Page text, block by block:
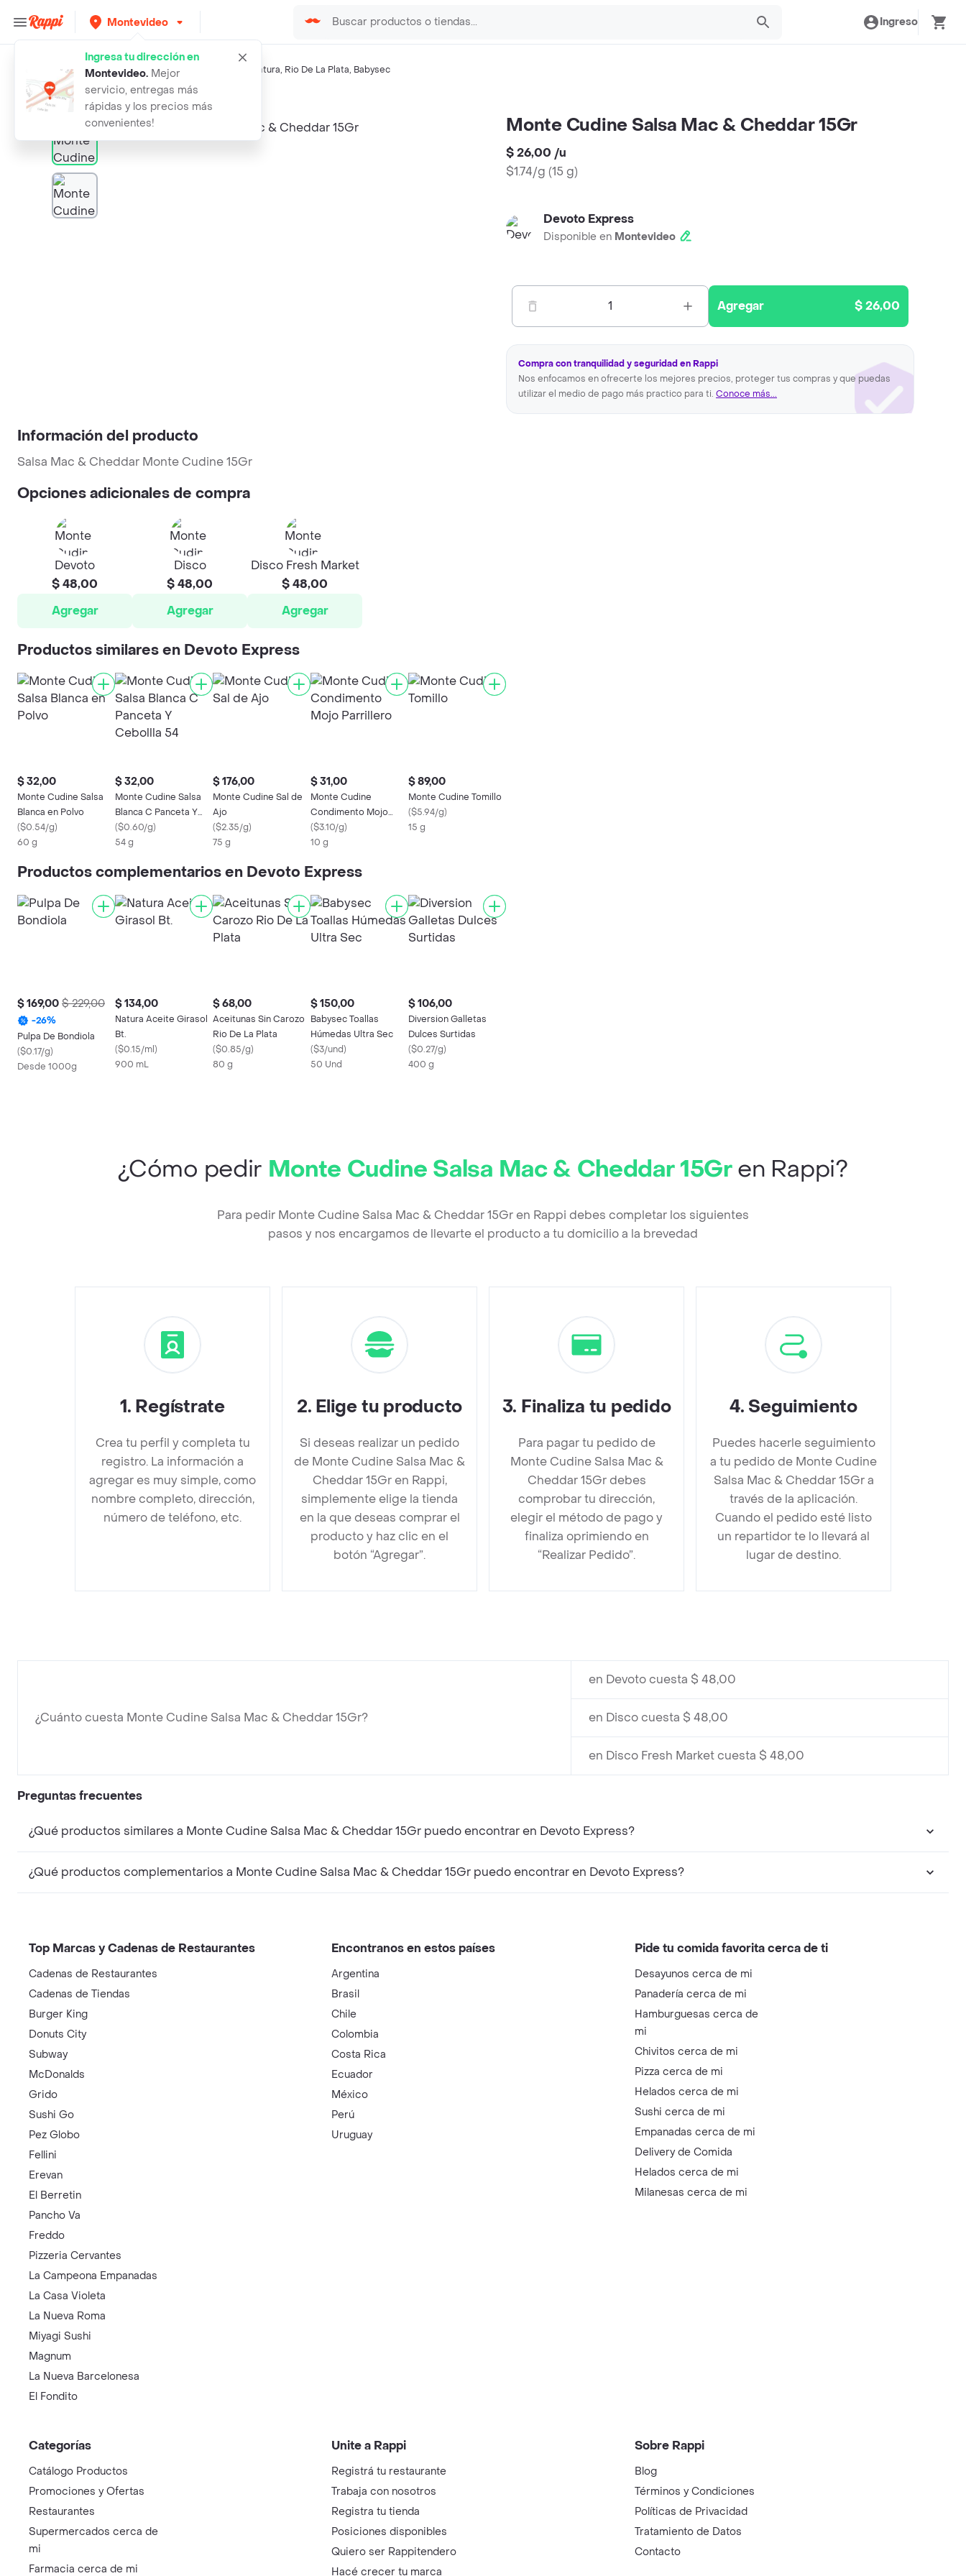
Montevideo
Ingresa tu dirección en
Montevideo. Mejor
servicio, entregas más
rápidas y los precios más
convenientes!
Ingreso
Búsquedas relacionadas:Otras salsas Natura, Rio De La Plata, Babysec
Rappi monte cudine salsa mac y cheddar 15
Monte Cudine Salsa Mac & Cheddar 15Gr
$ 26,00 /u
$1.74/g (15 g)
Devoto Express
Disponible en Montevideo
1 Agregar $ 26,00
Compra con tranquilidad y seguridad en Rappi
Nos enfocamos en ofrecerte los mejores precios, proteger tus compras y que puedas
utilizar el medio de pago más practico para ti. Conoce más...
Información del producto
Salsa Mac & Cheddar Monte Cudine 15Gr
Opciones adicionales de compra
Devoto
$ 48,00
Agregar
Disco
$ 48,00
Agregar
Disco Fresh Market
$ 48,00
Agregar
Productos similares en Devoto Express
$ 32,00
Monte Cudine Salsa
Blanca en Polvo
($0.54/g)
60 g
$ 32,00
Monte Cudine Salsa
Blanca C Panceta Y
Cebollla 54
($0.60/g)
54 g
$ 176,00
Monte Cudine Sal de
Ajo
($2.35/g)
75 g
$ 31,00
Monte Cudine
Condimento Mojo
Parrillero
($3.10/g)
10 g
$ 89,00
Monte Cudine Tomillo
($5.94/g)
15 g
Productos complementarios en Devoto Express
$ 169,00 $ 229,00
-26%
Pulpa De Bondiola
($0.17/g)
Desde 1000g
$ 134,00
Natura Aceite Girasol
Bt.
($0.15/ml)
900 mL
$ 68,00
Aceitunas Sin Carozo
Rio De La Plata
($0.85/g)
80 g
$ 150,00
Babysec Toallas
Húmedas Ultra Sec
($3/und)
50 Und
$ 106,00
Diversion Galletas
Dulces Surtidas
($0.27/g)
400 g
¿Cómo pedir Monte Cudine Salsa Mac & Cheddar 15Gren Rappi?
Para pedir Monte Cudine Salsa Mac & Cheddar 15Gr en Rappi debes completar los siguientes
pasos y nos encargamos de llevarte el producto a tu domicilio a la brevedad
1. Regístrate
Crea tu perfil y completa tu
registro. La información a
agregar es muy simple, como
nombre completo, dirección,
número de teléfono, etc.
2. Elige tu producto
Si deseas realizar un pedido
de Monte Cudine Salsa Mac &
Cheddar 15Gr en Rappi,
simplemente elige la tienda
en la que deseas comprar el
producto y haz clic en el
botón “Agregar”.
3. Finaliza tu pedido
Para pagar tu pedido de
Monte Cudine Salsa Mac &
Cheddar 15Gr debes
comprobar tu dirección,
elegir el método de pago y
finaliza oprimiendo en
“Realizar Pedido”.
4. Seguimiento
Puedes hacerle seguimiento
a tu pedido de Monte Cudine
Salsa Mac & Cheddar 15Gr a
través de la aplicación.
Cuando el pedido esté listo
un repartidor te lo llevará al
lugar de destino.
¿Cuánto cuesta Monte Cudine Salsa Mac & Cheddar 15Gr?
en Devoto cuesta $ 48,00
en Disco cuesta $ 48,00
en Disco Fresh Market cuesta $ 48,00
Preguntas frecuentes
¿Qué productos similares a Monte Cudine Salsa Mac & Cheddar 15Gr puedo encontrar en Devoto Express?
¿Qué productos complementarios a Monte Cudine Salsa Mac & Cheddar 15Gr puedo encontrar en Devoto Express?
Top Marcas y Cadenas de Restaurantes
Cadenas de Restaurantes
Cadenas de Tiendas
Burger King
Donuts City
Subway
McDonalds
Grido
Sushi Go
Pez Globo
Fellini
Erevan
El Berretin
Pancho Va
Freddo
Pizzeria Cervantes
La Campeona Empanadas
La Casa Violeta
La Nueva Roma
Miyagi Sushi
Magnum
La Nueva Barcelonesa
El Fondito
Encontranos en estos países
Argentina
Brasil
Chile
Colombia
Costa Rica
Ecuador
México
Perú
Uruguay
Pide tu comida favorita cerca de ti
Desayunos cerca de mi
Panadería cerca de mi
Hamburguesas cerca de
mi
Chivitos cerca de mi
Pizza cerca de mi
Helados cerca de mi
Sushi cerca de mi
Empanadas cerca de mi
Delivery de Comida
Helados cerca de mi
Milanesas cerca de mi
Categorías
Catálogo Productos
Promociones y Ofertas
Restaurantes
Supermercados cerca de
mi
Farmacia cerca de mi
Unite a Rappi
Registrá tu restaurante
Trabaja con nosotros
Registra tu tienda
Posiciones disponibles
Quiero ser Rappitendero
Hacé crecer tu marca
Sobre Rappi
Blog
Términos y Condiciones
Políticas de Privacidad
Tratamiento de Datos
Contacto